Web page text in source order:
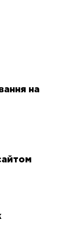
на